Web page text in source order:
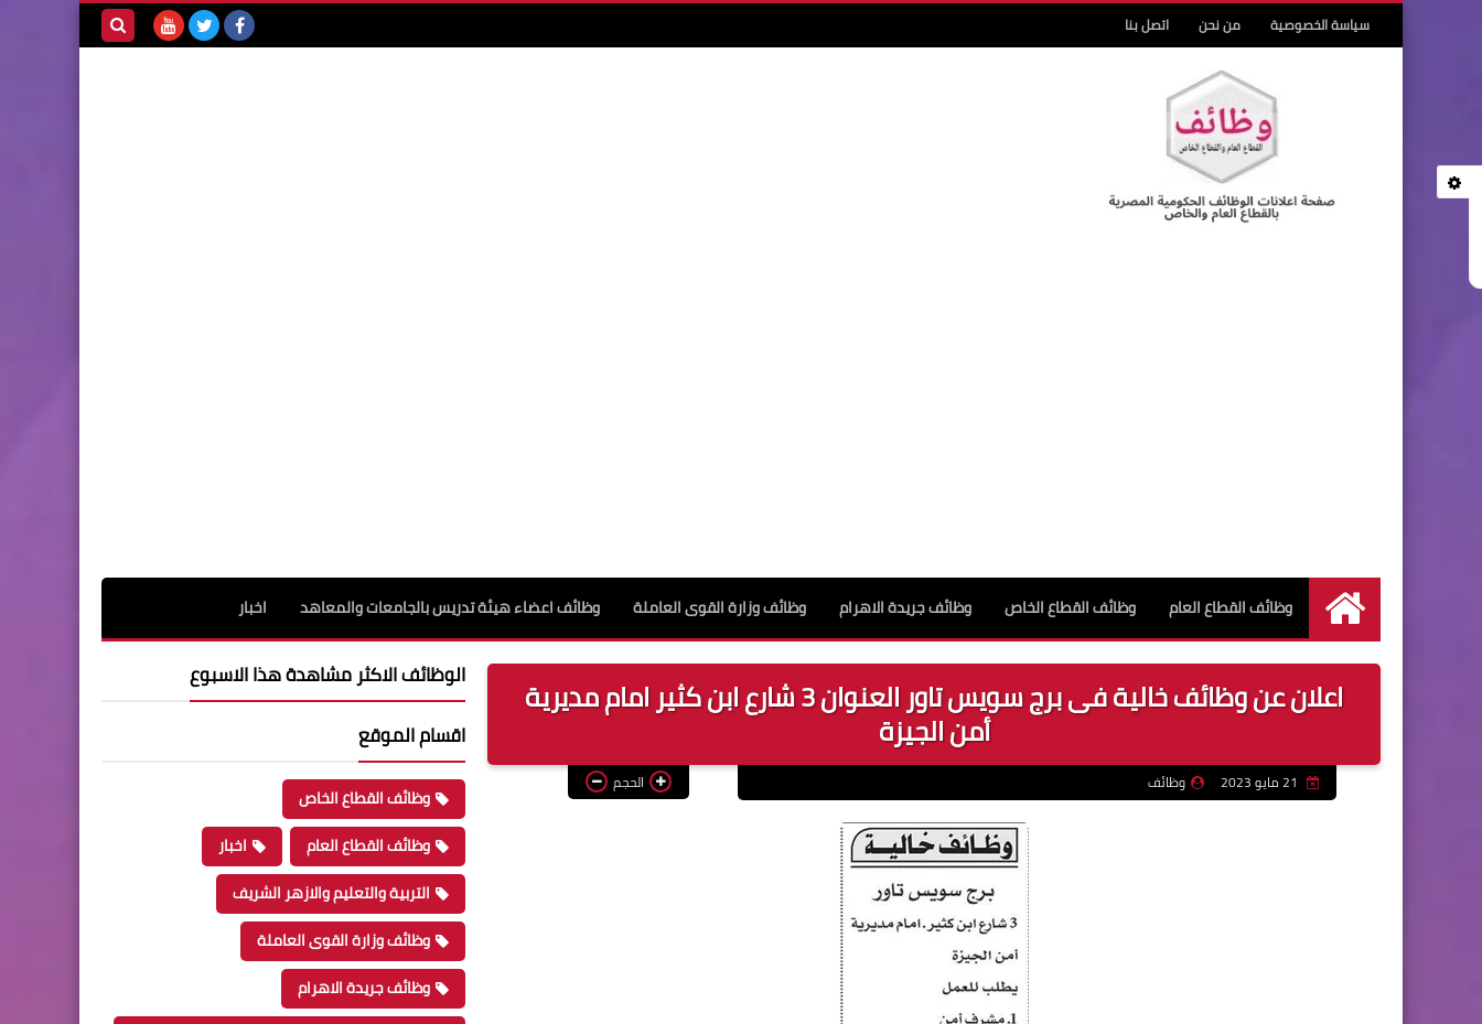
سياسة الخصوصية من نحن اتصل بنا
الرئيسية
وظائف القطاع العام وظائف القطاع الخاص وظائف جريدة الاهرام وظائف وزارة القوى العاملة وظائف اعضاء هيئة تدريس بالجامعات والمعاهد اخبار
اعلان عن وظائف خالية فى برج سويس تاور العنوان 3 شارع ابن كثير امام مديرية
أمن الجيزة
وظائف الحجم
الوظائف الاكثر مشاهدة هذا الاسبوع
اقسام الموقع
وظائف القطاع الخاص
وظائف القطاع العام
اخبار
التربية والتعليم والازهر الشريف
وظائف وزارة القوى العاملة
وظائف جريدة الاهرام